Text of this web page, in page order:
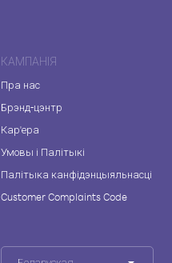
КАМПАНІЯ
Пра нас
Брэнд-цэнтр
Кар'ера
Умовы і Палітыкі
Палітыка канфідэнцыяльнасці
Customer Complaints Code